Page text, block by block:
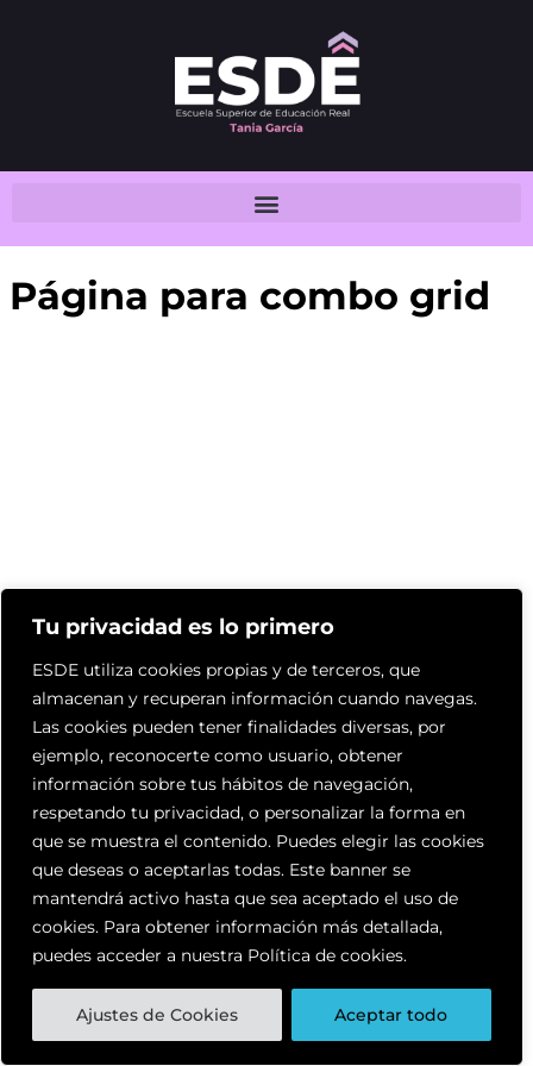
Tu privacidad es lo primero
ESDE utiliza cookies propias y de terceros, que
almacenan y recuperan información cuando navegas.
Las cookies pueden tener finalidades diversas, por
ejemplo, reconocerte como usuario, obtener
información sobre tus hábitos de navegación,
respetando tu privacidad, o personalizar la forma en
que se muestra el contenido. Puedes elegir las cookies
que deseas o aceptarlas todas. Este banner se
mantendrá activo hasta que sea aceptado el uso de
cookies. Para obtener información más detallada,
puedes acceder a nuestra Política de cookies.
Ajustes de Cookies Aceptar todo
Página para combo grid